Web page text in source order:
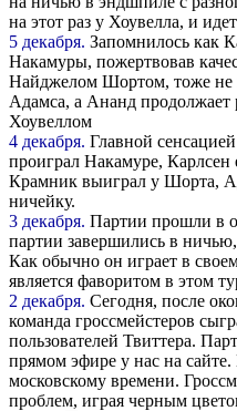
на этот раз у Хоувелла, и
5 декабря. Запомнилось как
Накамуры, пожертвовав
Найджелом Шортом, тоже не
Адамса, а Ананд продолжает
Хоувеллом
4 декабря. Главной
проиграл Накамуре,
Крамник выиграл у Шорта,
ничейку.
3 декабря. Партии прошли в
партии завершились в
Как обычно он играет в
является фаворитом в этом
2 декабря. Сегодня, после
команда гроссмейстеров
пользователей Твиттера.
прямом эфире у нас на
московскому времени.
проблем, играя черным